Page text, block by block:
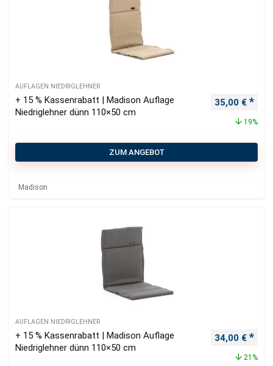
AUFLAGEN NIEDRIGLEHNER
+ 15 % Kassenrabatt | Madison Auflage
Niedriglehner dünn 110×50 cm
35,00 €
19%
ZUM ANGEBOT
Madison
AUFLAGEN NIEDRIGLEHNER
+ 15 % Kassenrabatt | Madison Auflage
Niedriglehner dünn 110×50 cm
34,00 €
21%